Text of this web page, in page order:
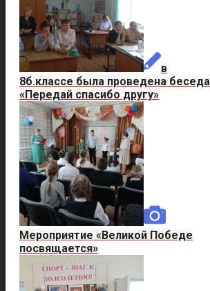
в
8б.классе была проведена беседа
«Передай спасибо другу»
Мероприятие «Великой Победе
посвящается»